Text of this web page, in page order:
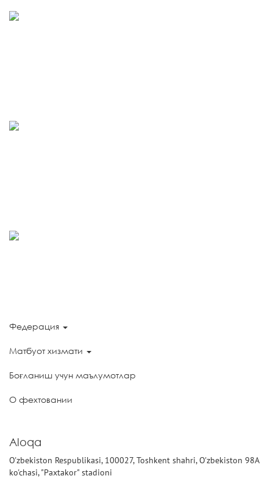
Федерация
Матбуот хизмати
Боғланиш учун маълумотлар
О фехтовании
Aloqa
O'zbekiston Respublikasi, 100027, Toshkent shahri, O'zbekiston 98A
ko'chasi, "Paxtakor" stadioni